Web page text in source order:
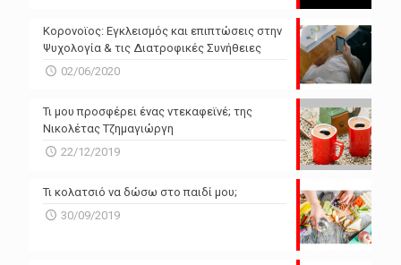
Powered by Forecast.io
Κορονοϊος: Εγκλεισμός και επιπτώσεις στην
Ψυχολογία & τις Διατροφικές Συνήθειες
02/06/2020
Τι μου προσφέρει ένας ντεκαφεϊνέ; της
Νικολέτας Τζημαγιώργη
22/12/2019
Τι κολατσιό να δώσω στο παιδί μου;
30/09/2019